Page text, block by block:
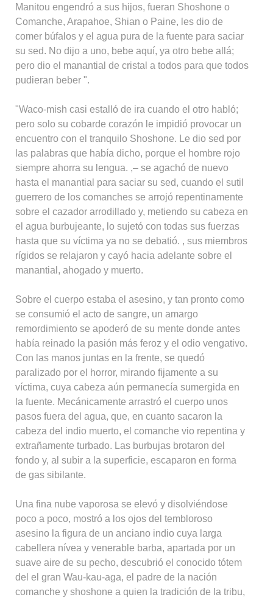
Manitou engendró a sus hijos, fueran Shoshone o
Comanche, Arapahoe, Shian o Paine, les dio de
comer búfalos y el agua pura de la fuente para saciar
su sed. No dijo a uno, bebe aquí, ya otro bebe allá;
pero dio el manantial de cristal a todos para que todos
pudieran beber ".
"Waco-mish casi estalló de ira cuando el otro habló;
pero solo su cobarde corazón le impidió provocar un
encuentro con el tranquilo Shoshone. Le dio sed por
las palabras que había dicho, porque el hombre rojo
siempre ahorra su lengua. ,– se agachó de nuevo
hasta el manantial para saciar su sed, cuando el sutil
guerrero de los comanches se arrojó repentinamente
sobre el cazador arrodillado y, metiendo su cabeza en
el agua burbujeante, lo sujetó con todas sus fuerzas
hasta que su víctima ya no se debatió. , sus miembros
rígidos se relajaron y cayó hacia adelante sobre el
manantial, ahogado y muerto.
Sobre el cuerpo estaba el asesino, y tan pronto como
se consumió el acto de sangre, un amargo
remordimiento se apoderó de su mente donde antes
había reinado la pasión más feroz y el odio vengativo.
Con las manos juntas en la frente, se quedó
paralizado por el horror, mirando fijamente a su
víctima, cuya cabeza aún permanecía sumergida en
la fuente. Mecánicamente arrastró el cuerpo unos
pasos fuera del agua, que, en cuanto sacaron la
cabeza del indio muerto, el comanche vio repentina y
extrañamente turbado. Las burbujas brotaron del
fondo y, al subir a la superficie, escaparon en forma
de gas sibilante.
Una fina nube vaporosa se elevó y disolviéndose
poco a poco, mostró a los ojos del tembloroso
asesino la figura de un anciano indio cuya larga
cabellera nívea y venerable barba, apartada por un
suave aire de su pecho, descubrió el conocido tótem
del el gran Wau-kau-aga, el padre de la nación
comanche y shoshone a quien la tradición de la tribu,